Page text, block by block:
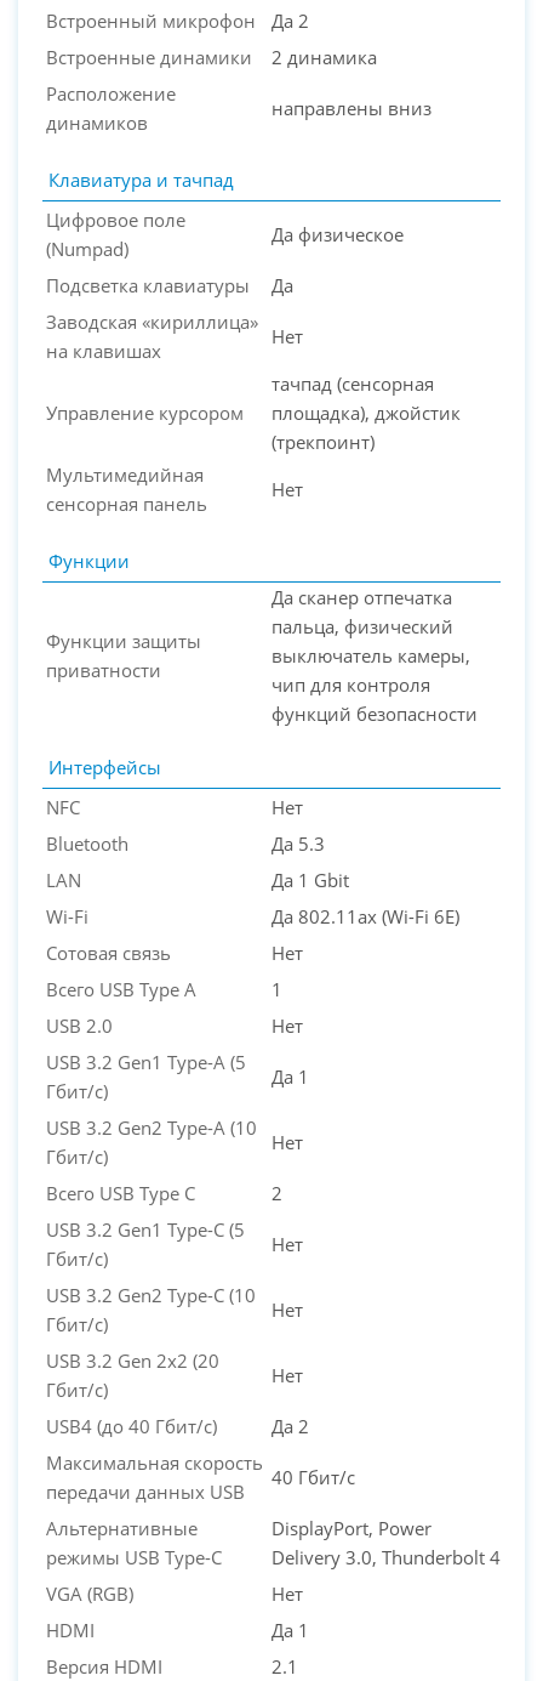
Встроенный микрофон
Да 2
Встроенные динамики
2 динамика
Расположение
динамиков
направлены вниз
Клавиатура и тачпад
Цифровое поле
(Numpad)
Да физическое
Подсветка клавиатуры
Да
Заводская «кириллица»
на клавишах
Нет
Управление курсором
тачпад (сенсорная
площадка), джойстик
(трекпоинт)
Мультимедийная
сенсорная панель
Нет
Функции
Функции защиты
приватности
Да сканер отпечатка
пальца, физический
выключатель камеры,
чип для контроля
функций безопасности
Интерфейсы
NFC
Нет
Bluetooth
Да 5.3
LAN
Да 1 Gbit
Wi-Fi
Да 802.11ax (Wi-Fi 6E)
Сотовая связь
Нет
Всего USB Type A
1
USB 2.0
Нет
USB 3.2 Gen1 Type-A (5
Гбит/с)
Да 1
USB 3.2 Gen2 Type-A (10
Гбит/с)
Нет
Всего USB Type C
2
USB 3.2 Gen1 Type-C (5
Гбит/с)
Нет
USB 3.2 Gen2 Type-C (10
Гбит/с)
Нет
USB 3.2 Gen 2x2 (20
Гбит/с)
Нет
USB4 (до 40 Гбит/с)
Да 2
Максимальная скорость
передачи данных USB
40 Гбит/с
Альтернативные
режимы USB Type-C
DisplayPort, Power
Delivery 3.0, Thunderbolt 4
VGA (RGB)
Нет
HDMI
Да 1
Версия HDMI
2.1